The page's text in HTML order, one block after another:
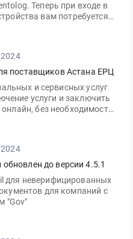
Теперь при входе в
вам потребуется
поставщиков Астана ЕРЦ
и сервисных услуг
услуги и заключить
без необходимости
до версии 4.5.1
для неверифицированных
для компаний с
"Gov"